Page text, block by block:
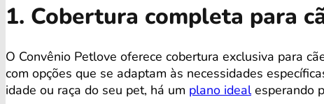
1. Cobertura completa para
O Convênio Petlove oferece cobertura exclusiva para
com opções que se adaptam às necessidades
idade ou raça do seu pet, há um plano idealesperando